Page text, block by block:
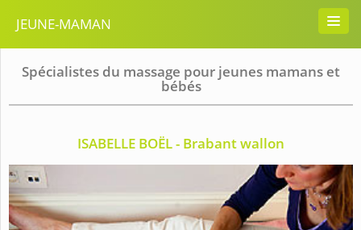
JEUNE-MAMAN
Spécialistes du massage pour jeunes mamans et
bébés
ISABELLE BOËL - Brabant wallon